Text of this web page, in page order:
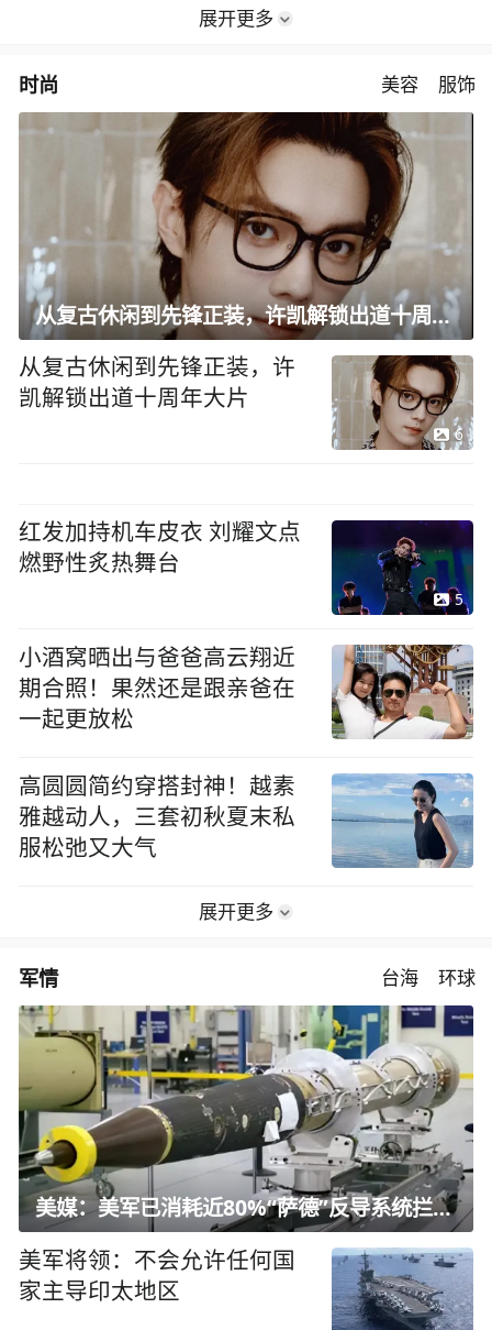
展开更多
时尚 美容 服饰
从复古休闲到先锋正装，许凯解锁出道十周年大片
从复古休闲到先锋正装，许
凯解锁出道十周年大片
6
红发加持机车皮衣 刘耀文点
燃野性炙热舞台
5
小酒窝晒出与爸爸高云翔近
期合照！果然还是跟亲爸在
一起更放松
高圆圆简约穿搭封神！越素
雅越动人，三套初秋夏末私
服松弛又大气
展开更多
军情 台海 环球
美媒：美军已消耗近80%“萨德”反导系统拦截弹
美军将领：不会允许任何国
家主导印太地区